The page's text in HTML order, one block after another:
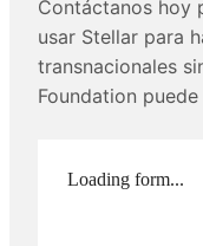
Contáctanos hoy
usar Stellar para
transnacionales
Foundation puede
Loading form...